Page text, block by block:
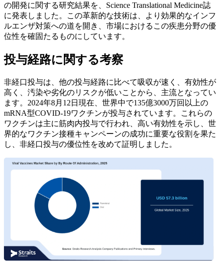
の開発に関する研究結果を、Science Translational Medicine誌
に発表しました。この革新的な技術は、より効果的なインフ
ルエンザ対策への道を開き、市場におけるこの疾患分野の優
位性を確固たるものにしています。
投与経路に関する考察
非経口投与は、他の投与経路に比べて吸収が速く、有効性が
高く、汚染や劣化のリスクが低いことから、主流となってい
ます。2024年8月12日現在、世界中で135億3000万回以上の
mRNA型COVID-19ワクチンが投与されています。これらの
ワクチンは主に筋肉内投与で行われ、高い有効性を示し、世
界的なワクチン接種キャンペーンの成功に重要な役割を果た
し、非経口投与の優位性を改めて証明しました。